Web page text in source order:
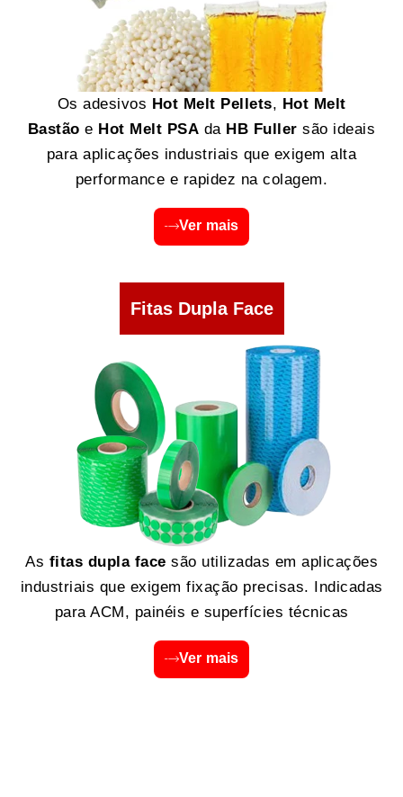
Os adesivos Hot Melt Pellets, Hot Melt
Bastão e Hot Melt PSA da HB Fuller são ideais
para aplicações industriais que exigem alta
performance e rapidez na colagem.
Ver mais
Fitas Dupla Face
As fitas dupla face são utilizadas em aplicações
industriais que exigem fixação precisas. Indicadas
para ACM, painéis e superfícies técnicas
Ver mais